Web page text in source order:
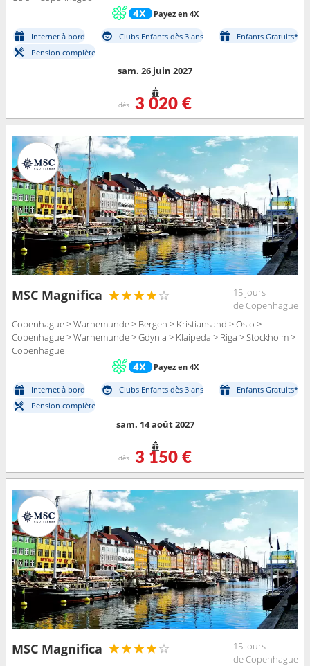
Payez en 4X
Internet à bord Clubs Enfants dès 3 ans
Enfants Gratuits*
Pension complète
sam. 26 juin 2027
dès 3 020 €
MSC Magnifica
15 jours
de Copenhague
Copenhague > Warnemunde > Bergen > Kristiansand > Oslo >
Copenhague > Warnemunde > Gdynia > Klaipeda > Riga > Stockholm >
Copenhague
Payez en 4X
Internet à bord Clubs Enfants dès 3 ans
Enfants Gratuits*
Pension complète
sam. 14 août 2027
dès 3 150 €
MSC Magnifica
15 jours
de Copenhague